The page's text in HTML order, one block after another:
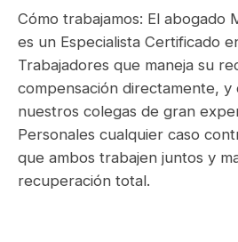
Cómo trabajamos: El abogado
es un Especialista Certificado
Trabajadores que maneja su
compensación directamente, y
nuestros colegas de gran
Personales cualquier caso
que ambos trabajen juntos y
recuperación total.